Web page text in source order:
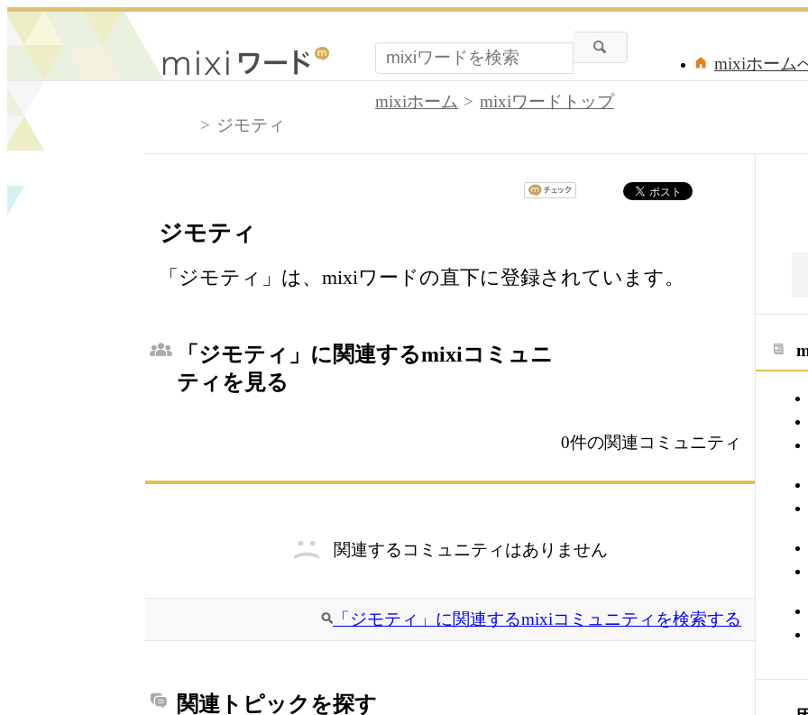
mixiホーム
mixiホーム
mixiワードトップ
ジモティ
ジモティ
「ジモティ」は、mixiワードの直下に登録されています。
「ジモティ」に関連するmixiコミュニ
ティを見る
0件の関連コミュニティ
関連するコミュニティはありません
「ジモティ」に関連するmixiコミュニティを検索する
関連トピックを探す